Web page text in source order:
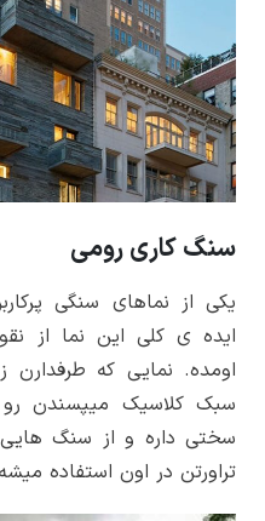
سنگ کاری رومی
یکی از نماهای سنگی
ایده­ ی کلی این نما از
اومده. نمایی که طرفدارن
سبک کلاسیک می­پسندن
سختی داره و از سنگ­
تراورتن در اون استفاده